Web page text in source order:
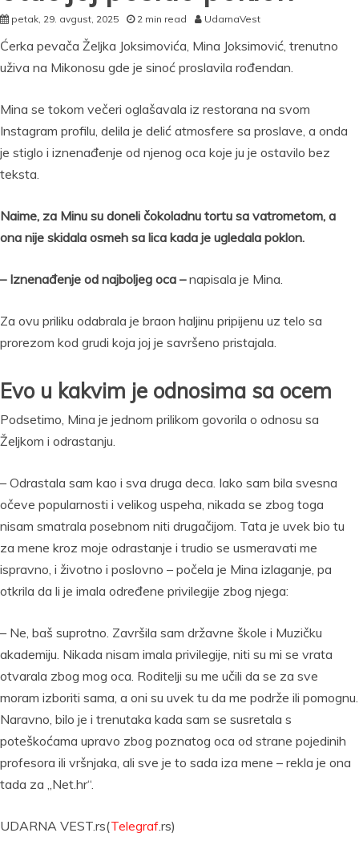
petak, 29. avgust, 2025 2 min read UdarnaVest
Ćerka pevača Željka Joksimovića, Mina Joksimović, trenutno
uživa na Mikonosu gde je sinoć proslavila rođendan.
Mina se tokom večeri oglašavala iz restorana na svom
Instagram profilu, delila je delić atmosfere sa proslave, a onda
je stiglo i iznenađenje od njenog oca koje ju je ostavilo bez
teksta.
Naime, za Minu su doneli čokoladnu tortu sa vatrometom, a
ona nije skidala osmeh sa lica kada je ugledala poklon.
– Iznenađenje od najboljeg oca –napisala je Mina.
Za ovu priliku odabrala je braon haljinu pripijenu uz telo sa
prorezom kod grudi koja joj je savršeno pristajala.
Evo u kakvim je odnosima sa ocem
Podsetimo, Mina je jednom prilikom govorila o odnosu sa
Željkom i odrastanju.
– Odrastala sam kao i sva druga deca. Iako sam bila svesna
očeve popularnosti i velikog uspeha, nikada se zbog toga
nisam smatrala posebnom niti drugačijom. Tata je uvek bio tu
za mene kroz moje odrastanje i trudio se usmeravati me
ispravno, i životno i poslovno – počela je Mina izlaganje, pa
otkrila da li je imala određene privilegije zbog njega:
– Ne, baš suprotno. Završila sam državne škole i Muzičku
akademiju. Nikada nisam imala privilegije, niti su mi se vrata
otvarala zbog mog oca. Roditelji su me učili da se za sve
moram izboriti sama, a oni su uvek tu da me podrže ili pomognu.
Naravno, bilo je i trenutaka kada sam se susretala s
poteškoćama upravo zbog poznatog oca od strane pojedinih
profesora ili vršnjaka, ali sve je to sada iza mene – rekla je ona
tada za „Net.hr“.
UDARNA VEST.rs(Telegraf.rs)